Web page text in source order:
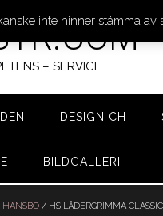
– SERVICE
DESIGN CH
BILDGALLERI
HANSBO / HS LÄDERGRIMMA
inte hinner stämma